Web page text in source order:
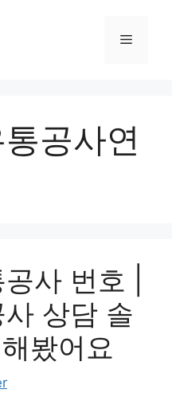
메
공사연
사 번호 |
상담 솔
봤어요